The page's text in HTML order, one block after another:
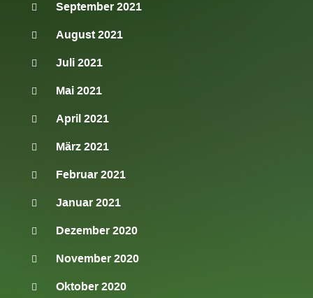
September 2021
August 2021
Juli 2021
Mai 2021
April 2021
März 2021
Februar 2021
Januar 2021
Dezember 2020
November 2020
Oktober 2020